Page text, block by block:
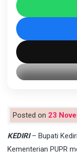
Posted on 23
KEDIRI– Bupati
Kementerian PUPR